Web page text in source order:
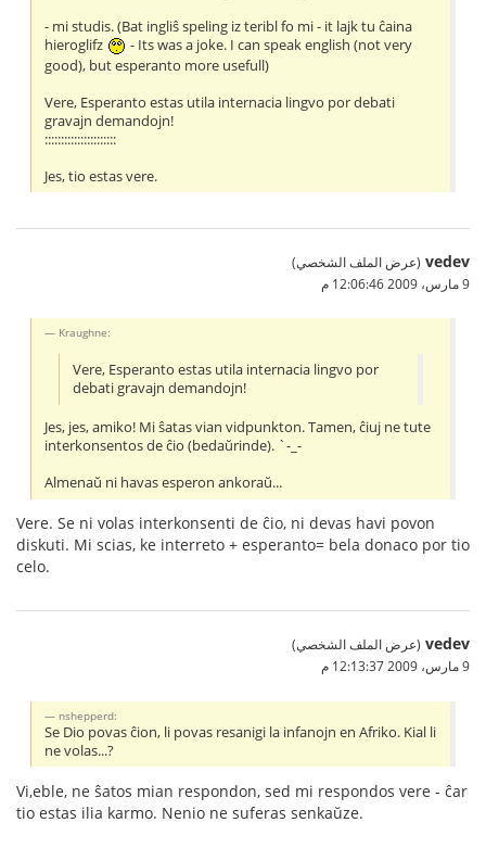
- mi studis. (Bat ingliŝ speling iz teribl fo mi - it lajk tu ĉaina
hieroglifz
- Its was a joke. I can speak english (not very
good), but esperanto more usefull)
Vere, Esperanto estas utila internacia lingvo por debati
gravajn demandojn!
::::::::::::::::::::::
Jes, tio estas vere.
vedev (عرض الملف الشخصي)
9 مارس، 2009 12:06:46 م
Kraughne:
Vere, Esperanto estas utila internacia lingvo por
debati gravajn demandojn!
Jes, jes, amiko! Mi ŝatas vian vidpunkton. Tamen, ĉiuj ne tute
interkonsentos de ĉio (bedaŭrinde). `-_-
Almenaŭ ni havas esperon ankoraŭ...
Vere. Se ni volas interkonsenti de ĉio, ni devas havi povon
diskuti. Mi scias, ke interreto + esperanto= bela donaco por tio
celo.
vedev (عرض الملف الشخصي)
9 مارس، 2009 12:13:37 م
nshepperd:
Se Dio povas ĉion, li povas resanigi la infanojn en Afriko. Kial li
ne volas...?
Vi,eble, ne ŝatos mian respondon, sed mi respondos vere - ĉar
tio estas ilia karmo. Nenio ne suferas senkaŭze.